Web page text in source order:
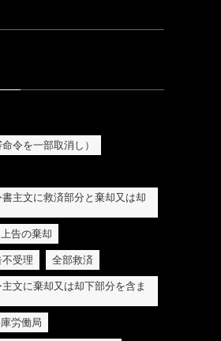
令を一部取消し）
主文に救済部分と棄却又は却
上告の棄却
受理 全部救済
文に棄却又は却下部分を含ま
労働局